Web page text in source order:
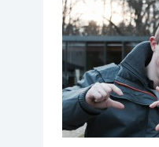
verbinden en
groepen van
duurzame,
ons team te